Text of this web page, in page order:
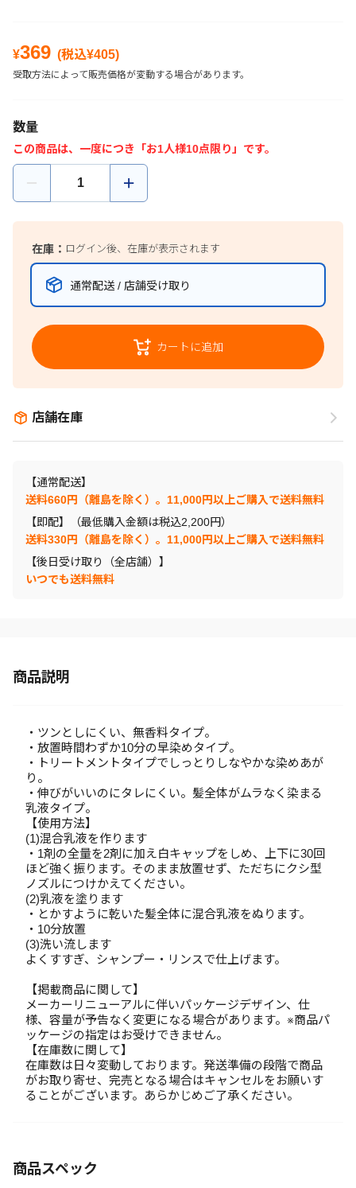
¥369 (税込¥405)
受取方法によって販売価格が変動する場合があります。
数量
この商品は、一度につき「お1人様10点限り」です。
在庫： ログイン後、在庫が表示されます
通常配送 / 店舗受け取り
カートに追加
店舗在庫
【通常配送】
送料660円（離島を除く）。11,000円以上ご購入で送料無料
【即配】（最低購入金額は税込2,200円）
送料330円（離島を除く）。11,000円以上ご購入で送料無料
【後日受け取り（全店舗）】
いつでも送料無料
商品説明
・ツンとしにくい、無香料タイプ。
・放置時間わずか10分の早染めタイプ。
・トリートメントタイプでしっとりしなやかな染めあが
り。
・伸びがいいのにタレにくい。髪全体がムラなく染まる
乳液タイプ。
【使用方法】
(1)混合乳液を作ります
・1剤の全量を2剤に加え白キャップをしめ、上下に30回
ほど強く振ります。そのまま放置せず、ただちにクシ型
ノズルにつけかえてください。
(2)乳液を塗ります
・とかすように乾いた髪全体に混合乳液をぬります。
・10分放置
(3)洗い流します
よくすすぎ、シャンプー・リンスで仕上げます。
【掲載商品に関して】
メーカーリニューアルに伴いパッケージデザイン、仕
様、容量が予告なく変更になる場合があります。※商品パ
ッケージの指定はお受けできません。
【在庫数に関して】
在庫数は日々変動しております。発送準備の段階で商品
がお取り寄せ、完売となる場合はキャンセルをお願いす
ることがございます。あらかじめご了承ください。
商品スペック